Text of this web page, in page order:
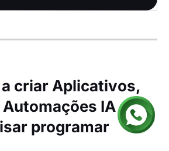
criar Aplicativos,
IA sem
programar